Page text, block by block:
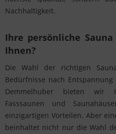
Nachhaltigkeit.
Ihre persönliche
Ihnen?
Die Wahl der richtigen
Bedürfnisse nach
Demmelhuber bieten wir
Fasssaunen und
einzigartigen Vorteilen. Aber
beinhaltet nicht nur die Wahl